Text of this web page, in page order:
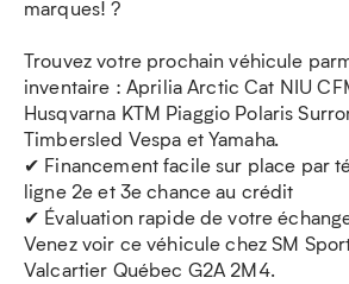
marques! ?
Trouvez votre prochain véhicule
inventaire : Aprilia Arctic Cat NIU
Husqvarna KTM Piaggio Polaris
Timbersled Vespa et Yamaha.
✔ Financement facile sur place par
ligne 2e et 3e chance au crédit
✔ Évaluation rapide de votre
Venez voir ce véhicule chez SM
Valcartier Québec G2A 2M4.